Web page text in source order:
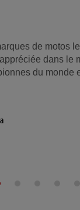
de motos
dans le
du monde